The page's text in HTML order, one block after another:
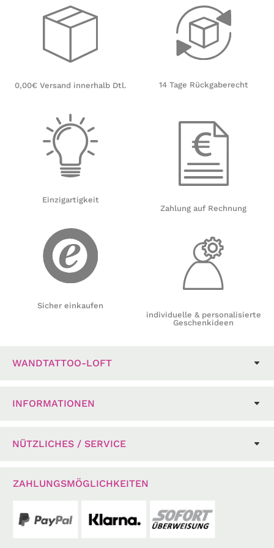
0,00€ Versand innerhalb Dtl.
Einzigartigkeit
Sicher einkaufen
14 Tage Rückgaberecht
Zahlung auf Rechnung
individuelle & personalisierte
Geschenkideen
WANDTATTOO-LOFT
INFORMATIONEN
NÜTZLICHES / SERVICE
ZAHLUNGSMÖGLICHKEITEN